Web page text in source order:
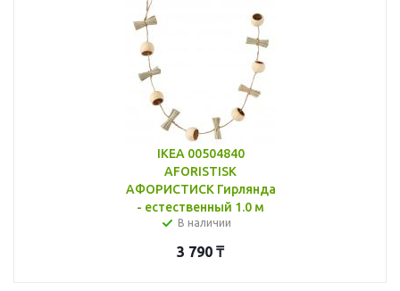
IKEA 00504840
AFORISTISK
АФОРИСТИСК Гирлянда
- естественный 1.0 м
В наличии
3 790 ₸